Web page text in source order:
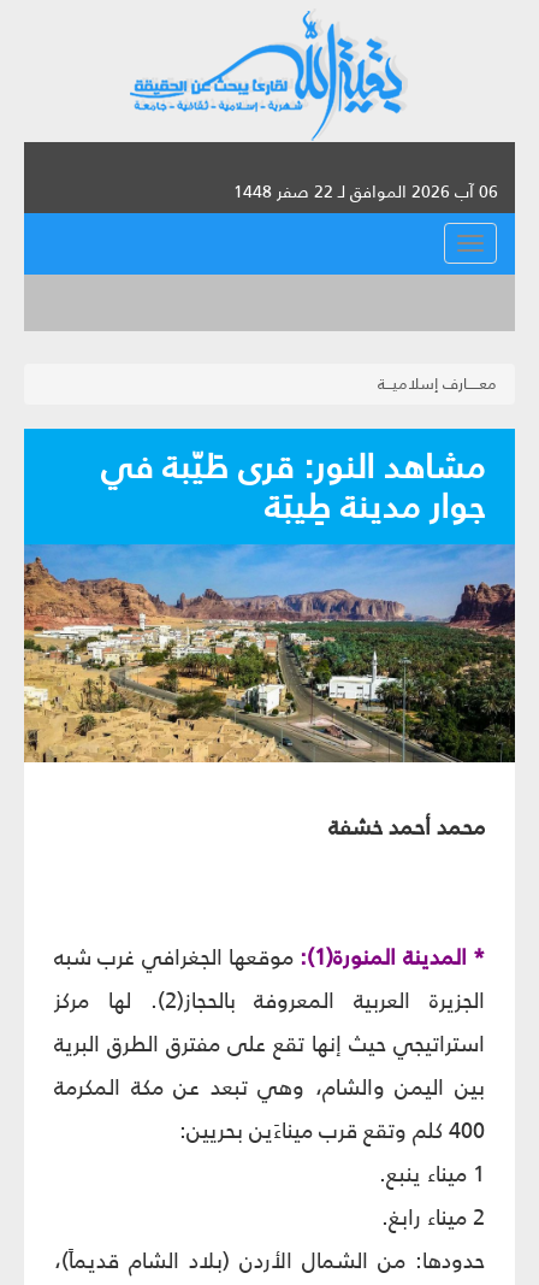
06 آب 2026 الموافق لـ 22 صفر 1448
القائمة
معـــــارف إسلاميـــة
مشاهد النور: قرى طَيّبة في
جوار مدينة طِيبَة
محمد أحمد خشفة
* المدينة المنورة(1):
موقعها الجغرافي غرب شبه
الجزيرة العربية المعروفة بالحجاز(2). لها مركز
استراتيجي حيث إنها تقع على مفترق الطرق البرية
بين اليمن والشام، وهي تبعد عن مكة المكرمة
400 كلم وتقع قرب ميناءَين بحريين:
1 ميناء ينبع.
2 ميناء رابغ.
حدودها: من الشمال الأردن (بلاد الشام قديماً)،